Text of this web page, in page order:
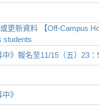
更新資料 【Off-Campus
students
》報名至11/15（五）23：
》